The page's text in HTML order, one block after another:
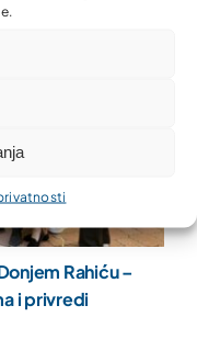
Rahiću –
i privredi